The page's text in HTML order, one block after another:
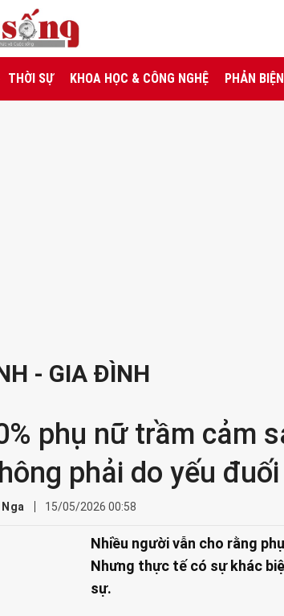
THỜI SỰ KHOA HỌC & CÔNG NGHỆ PHẢN
- GIA ĐÌNH
phụ nữ trầm cảm
phải do yếu đuối
15/05/2026 00:58
Nhiều người vẫn cho rằng
Nhưng thực tế có sự khác
sự.